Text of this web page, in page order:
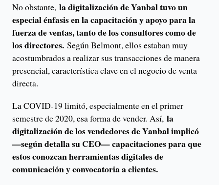
No obstante, la digitalización de Yanbal tuvo un
especial énfasis en la capacitación y apoyo para la
fuerza de ventas, tanto de los consultores como de
los directores. Según Belmont, ellos estaban muy
acostumbrados a realizar sus transacciones de manera
presencial, característica clave en el negocio de venta
directa.
La COVID-19 limitó, especialmente en el primer
semestre de 2020, esa forma de vender. Así, la
digitalización de los vendedores de Yanbal implicó
—según detalla su CEO— capacitaciones para que
estos conozcan herramientas digitales de
comunicación y convocatoria a clientes.